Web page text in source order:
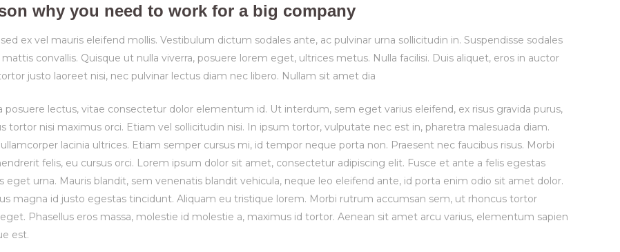
why you need to work for a big company
ex vel mauris eleifend mollis. Vestibulum dictum sodales ante, ac pulvinar urna sollicitudin in. Suspendisse sodales
convallis. Quisque ut nulla viverra, posuere lorem eget, ultrices metus. Nulla facilisi. Duis aliquet, eros in auctor
justo laoreet nisi, nec pulvinar lectus diam nec libero. Nullam sit amet dia
posuere lectus, vitae consectetur dolor elementum id. Ut interdum, sem eget varius eleifend, ex risus gravida purus,
tortor nisi maximus orci. Etiam vel sollicitudin nisi. In ipsum tortor, vulputate nec est in, pharetra malesuada diam.
lacinia ultrices. Etiam semper cursus mi, id tempor neque porta non. Praesent nec faucibus risus. Morbi
felis, eu cursus orci. Lorem ipsum dolor sit amet, consectetur adipiscing elit. Fusce et ante a felis egestas
eget urna. Mauris blandit, sem venenatis blandit vehicula, neque leo eleifend ante, id porta enim odio sit amet dolor.
magna id justo egestas tincidunt. Aliquam eu tristique lorem. Morbi rutrum accumsan sem, ut rhoncus tortor
Phasellus eros massa, molestie id molestie a, maximus id tortor. Aenean sit amet arcu varius, elementum sapien
est.